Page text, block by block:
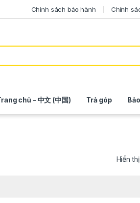
Chính sách bảo hành Chính
chủ – 中文 (中国) Trả góp
Hiển